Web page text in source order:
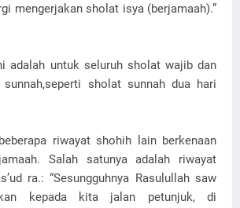
mengerjakan sholat isya (berjamaah).”
adalah untuk seluruh sholat wajib dan
sunnah,seperti sholat sunnah dua hari
riwayat shohih lain berkenaan
Salah satunya adalah riwayat
ra.: “Sesungguhnya Rasulullah saw
kepada kita jalan petunjuk, di